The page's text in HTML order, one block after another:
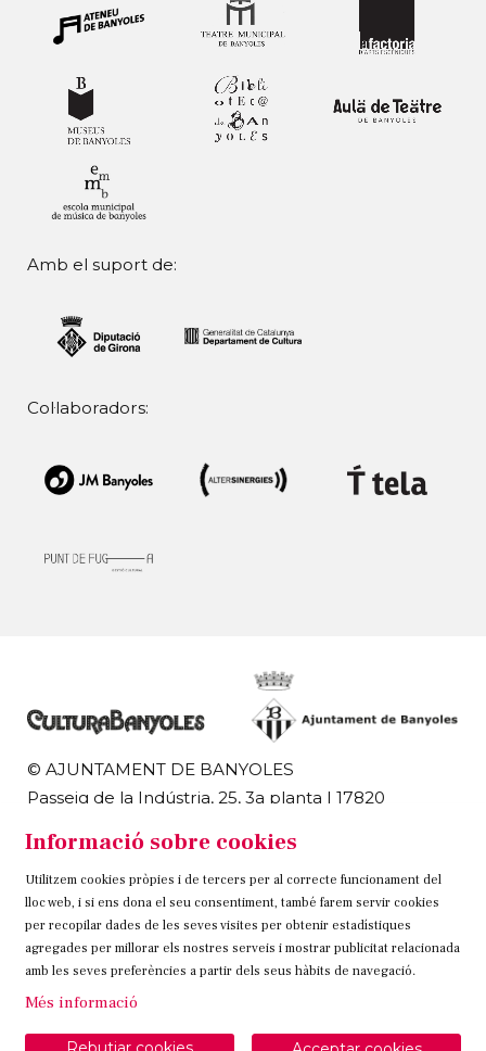
Amb el suport de:
Col·laboradors:
© AJUNTAMENT DE BANYOLES
Passeig de la Indústria, 25, 3a planta | 17820
972 58 18 48 | 972 57 00 50
Sitemap Avís Legal Ús de Cookies Contacteu
Link a instagram
Link a twitter
Link a facebook
Informació sobre cookies
Utilitzem cookies pròpies i de tercers per al correcte funcionament del
lloc web, i si ens dona el seu consentiment, també farem servir cookies
per recopilar dades de les seves visites per obtenir estadístiques
agregades per millorar els nostres serveis i mostrar publicitat relacionada
amb les seves preferències a partir dels seus hàbits de navegació.
Més informació